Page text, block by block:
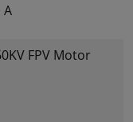
A
FPV Motor